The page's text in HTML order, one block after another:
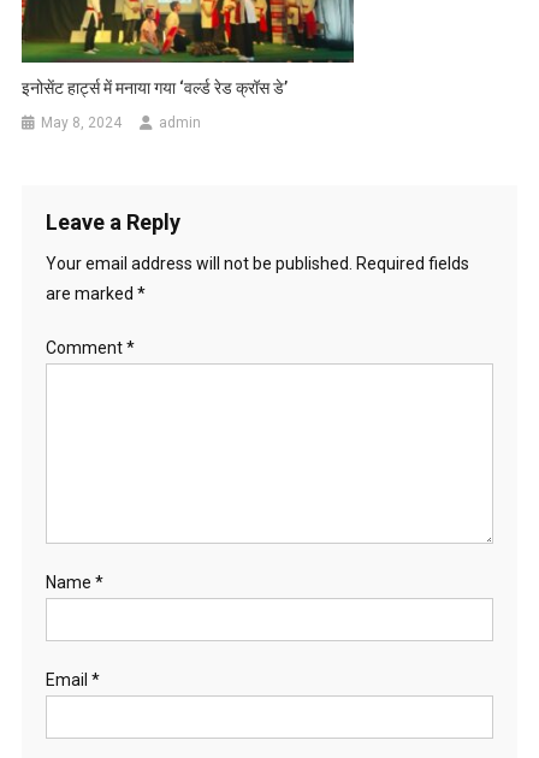
इनोसेंट हार्ट्स में मनाया गया ‘वर्ल्ड रेड क्रॉस डे’
May 8, 2024 admin
Leave a Reply
Your email address will not be published.
Required fields
are marked *
Comment*
Name *
Email *